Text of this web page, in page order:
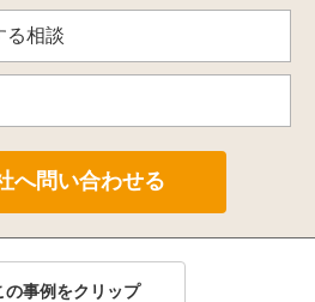
る相談
の事例をクリップ